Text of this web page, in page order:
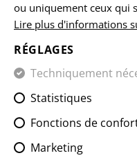
MERINO
ou uniquement ceux qui
Lire plus d'informations
RÉGLAGES
Techniquement
Statistiques
Fonctions de
Marketing